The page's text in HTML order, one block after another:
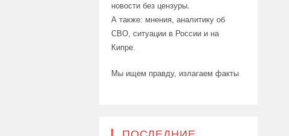
новости без цензуры.
А также: мнения, аналитику об
СВО, ситуации в России и на
Кипре.
Мы ищем правду, излагаем факты